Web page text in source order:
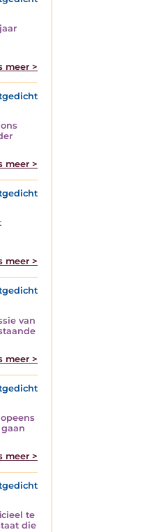
meer >
meer >
meer >
van
meer >
meer >
te
die